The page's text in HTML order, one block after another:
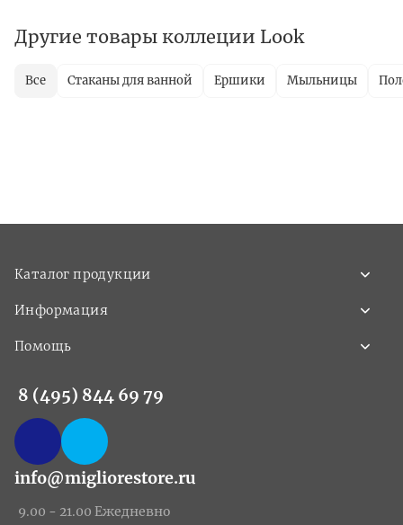
Другие товары коллеции Look
Все Стаканы для ванной Ершики Мыльницы
Каталог продукции
Информация
Помощь
8 (495) 844 69 79
info@migliorestore.ru
9.00 - 21.00 Ежедневно